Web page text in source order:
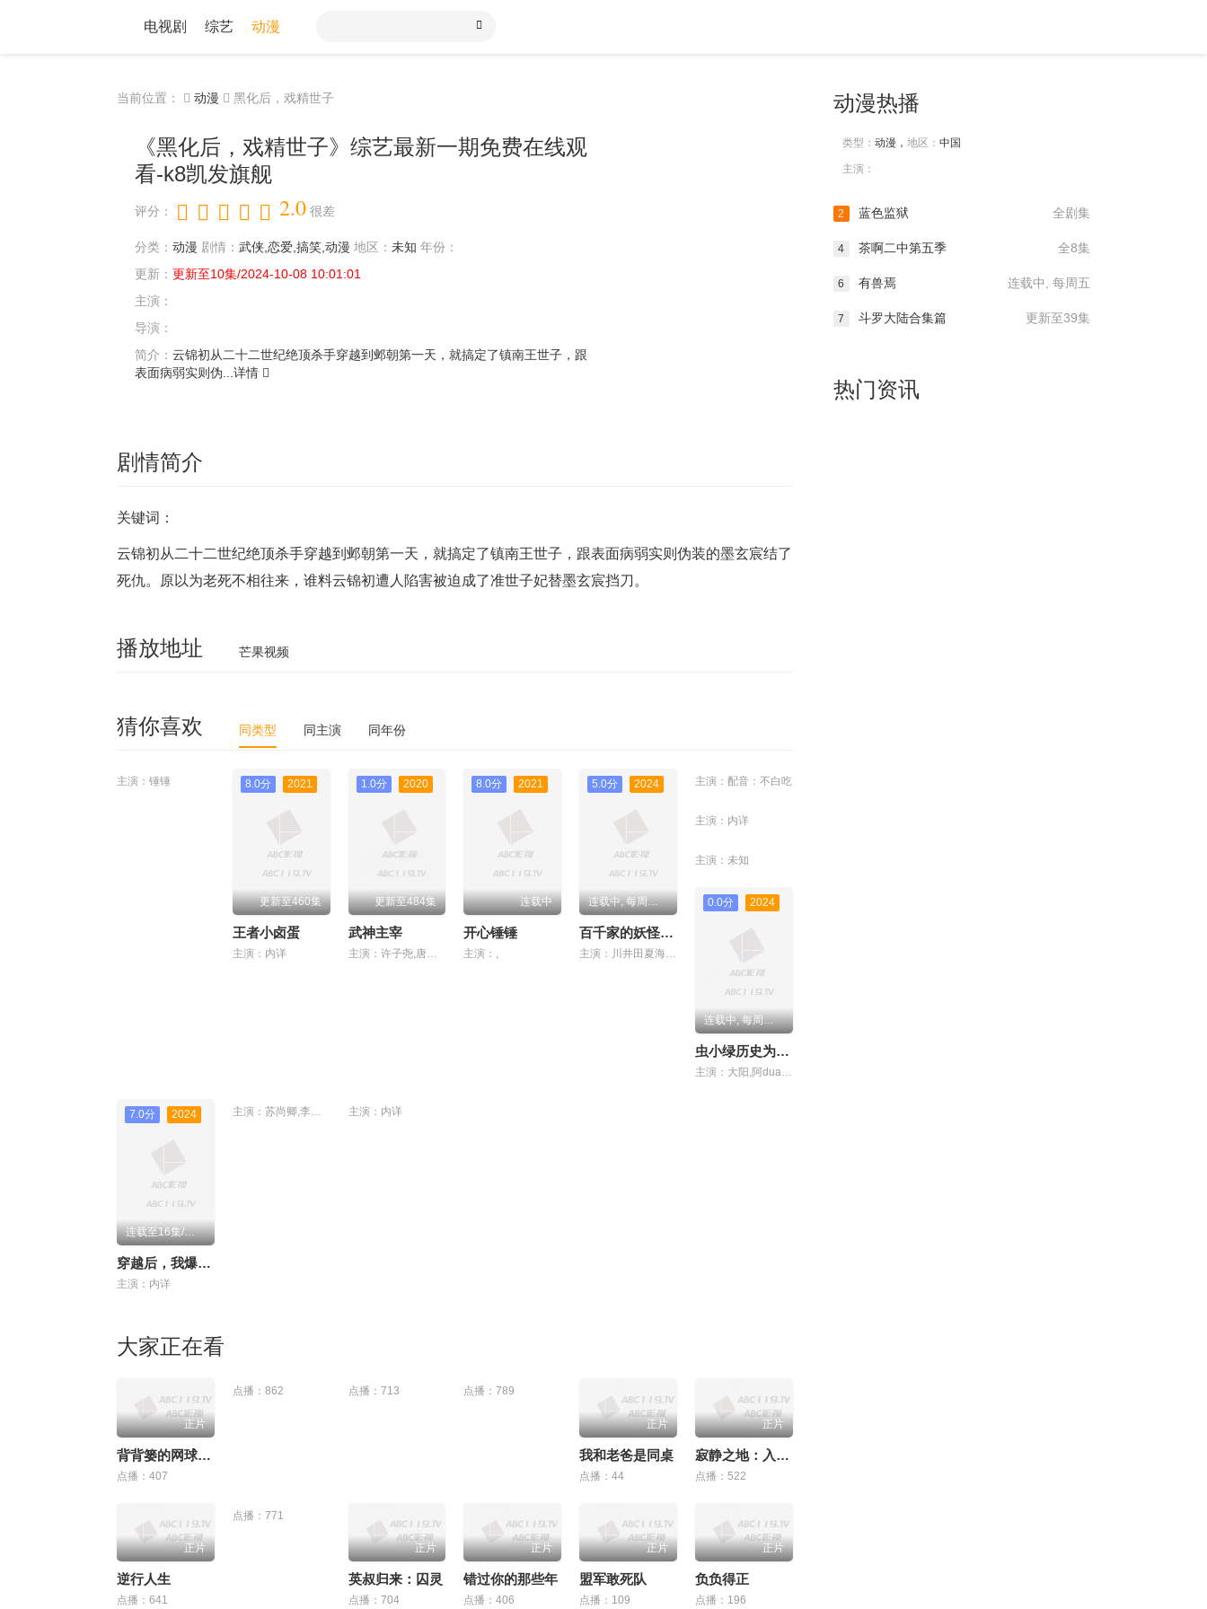
电视剧 综艺 动漫
当前位置： 动漫 黑化后，戏精世子
《黑化后，戏精世子》综艺最新一期免费在线观
看-k8凯发旗舰
评分： 2.0 很差
分类： 动漫 剧情： 武侠,恋爱,搞笑,动漫 地区： 未知 年份：
更新： 更新至10集/2024-10-08 10:01:01
主演：
导演：
简介： 云锦初从二十二世纪绝顶杀手穿越到邺朝第一天，就搞定了镇南王世子，跟
表面病弱实则伪... 详情
剧情简介
关键词：
云锦初从二十二世纪绝顶杀手穿越到邺朝第一天，就搞定了镇南王世子，跟表面病弱实则伪装的墨玄宸结了
死仇。原以为老死不相往来，谁料云锦初遭人陷害被迫成了准世子妃替墨玄宸挡刀。
播放地址 芒果视频
猜你喜欢 同类型 同主演 同年份
主演：锤锤 8.0分 2021
更新至460集
王者小卤蛋
主演：内详
1.0分 2020
更新至484集
武神主宰
主演：许子尧,唐泽宗,陈帅,崔志昂,程振坤
8.0分 2021
连载中
开心锤锤
主演：,
5.0分 2024
连载中, 每周二 20:00更新
百千家的妖怪王子
主演：川井田夏海,大冢刚央,立花慎之介,小野友树,八代拓,羽多野涉
主演：配音：不白吃
主演：内详
主演：未知
0.0分 2024
连载中, 每周五更新
虫小绿历史为什么之生活篇
主演：大阳,阿duang
7.0分 2024
连载至16集/共100集
穿越后，我爆红成了国民闺女动态漫画
主演：内详
主演：苏尚卿,李诗萌,赵爽,郭浩然,乔诗语,陈张太康 主演：内详
大家正在看
正片
背背篓的网球少年
点播：407
点播：862 点播：713 点播：789
正片
我和老爸是同桌
点播：44
正片
寂静之地：入侵日
点播：522
正片
逆行人生
点播：641
点播：771
正片
英叔归来：囚灵
点播：704
正片
错过你的那些年
点播：406
正片
盟军敢死队
点播：109
正片
负负得正
点播：196
动漫热播
类型： 动漫， 地区： 中国
主演：
全剧集
2 蓝色监狱
全8集
4 茶啊二中第五季
连载中, 每周五
6 有兽焉
更新至39集
7 斗罗大陆合集篇
热门资讯